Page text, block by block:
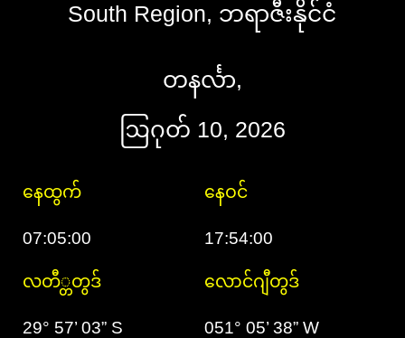
South Region, ဘရာဇီးနိုင်ငံ
တနင်္လာ,
ဩဂုတ် 10, 2026
နေထွက် နေဝင်
07:05:00 17:54:00
လတီ္တတွဒ် လောင်ဂျီတွဒ်
29° 57’ 03” S 051° 05’ 38” W